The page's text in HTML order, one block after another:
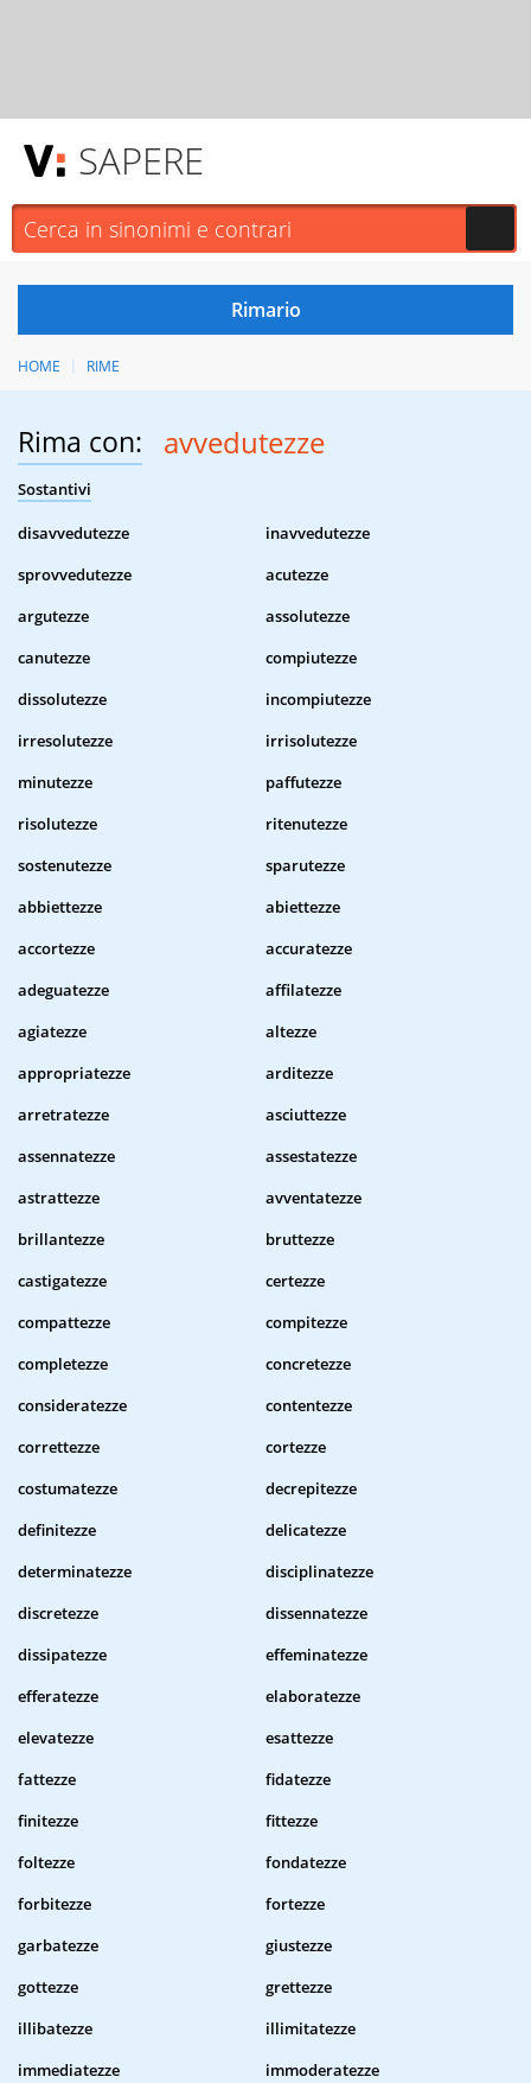
SAPERE
HOME RIME
Rima con: avvedutezze
Sostantivi
disavvedutezze
inavvedutezze
sprovvedutezze
acutezze
argutezze
assolutezze
canutezze
compiutezze
dissolutezze
incompiutezze
irresolutezze
irrisolutezze
minutezze
paffutezze
risolutezze
ritenutezze
sostenutezze
sparutezze
abbiettezze
abiettezze
accortezze
accuratezze
adeguatezze
affilatezze
agiatezze
altezze
appropriatezze
arditezze
arretratezze
asciuttezze
assennatezze
assestatezze
astrattezze
avventatezze
brillantezze
bruttezze
castigatezze
certezze
compattezze
compitezze
completezze
concretezze
consideratezze
contentezze
correttezze
cortezze
costumatezze
decrepitezze
definitezze
delicatezze
determinatezze
disciplinatezze
discretezze
dissennatezze
dissipatezze
effeminatezze
efferatezze
elaboratezze
elevatezze
esattezze
fattezze
fidatezze
finitezze
fittezze
foltezze
fondatezze
forbitezze
fortezze
garbatezze
giustezze
gottezze
grettezze
illibatezze
illimitatezze
immediatezze
immoderatezze